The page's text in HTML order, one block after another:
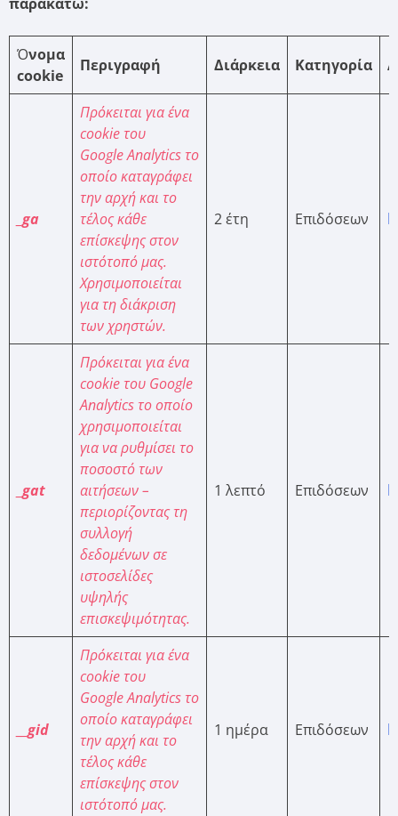
Όνομα
cookie
Περιγραφή Διάρκεια Κατηγορία
_ga
Πρόκειται για ένα
cookieτου
GoogleAnalyticsτο
οποίο καταγράφει
την αρχή και το
τέλος κάθε
επίσκεψης στον
ιστότοπό μας.
Χρησιμοποιείται
για τη διάκριση
των χρηστών.
2 έτη Επιδόσεων
_gat
Πρόκειται για ένα
cookie του Google
Analytics το οποίο
χρησιμοποιείται
για να ρυθμίσει το
ποσοστό των
αιτήσεων –
περιορίζοντας τη
συλλογή
δεδομένων σε
ιστοσελίδες
υψηλής
επισκεψιμότητας.
1 λεπτό Επιδόσεων
__gid
Πρόκειται για ένα
cookieτου
GoogleAnalyticsτο
οποίο καταγράφει
την αρχή και το
τέλος κάθε
επίσκεψης στον
ιστότοπό μας.
1 ημέρα Επιδόσεων